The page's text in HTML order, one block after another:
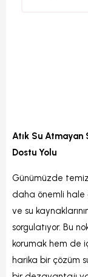
Atık Su Atmayan
Dostu Yolu
Günümüzde
daha önemli hale
ve su
sorgulatıyor. Bu
korumak hem de
harika bir çözüm